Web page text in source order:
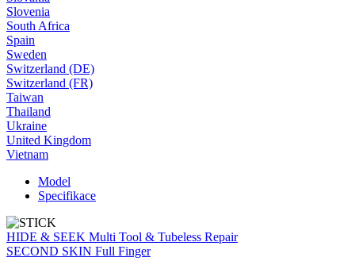
Slovenia
South Africa
Spain
Sweden
Switzerland (DE)
Switzerland (FR)
Taiwan
Thailand
Ukraine
United Kingdom
Vietnam
Model
Specifikace
HIDE & SEEK Multi Tool & Tubeless Repair
SECOND SKIN Full Finger